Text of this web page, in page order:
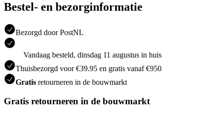
Bestel- en bezorginformatie
Bezorgd door PostNL
Vandaag besteld, dinsdag 11 augustus in huis
Thuisbezorgd voor €39.95 en gratis vanaf €950
Gratis retourneren in de bouwmarkt
Gratis retourneren in de bouwmarkt